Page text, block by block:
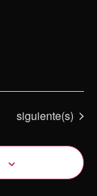
Eventos
siguiente(s)